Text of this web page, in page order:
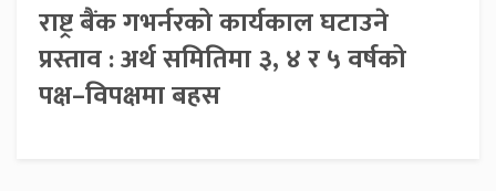
राष्ट्र बैंक गभर्नरको कार्यकाल घटाउने
प्रस्ताव : अर्थ समितिमा ३, ४ र ५ वर्षको
पक्ष–विपक्षमा बहस